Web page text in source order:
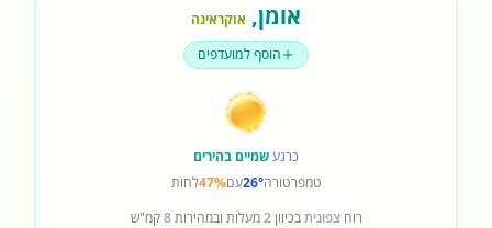
אומן, אוקראינה
הוסף למועדפים
כרגעשמיים בהירים
טמפרטורה26°עם47%לחות
רוחצפוניתבכיוון2מעלות ובמהירות8קמ"ש